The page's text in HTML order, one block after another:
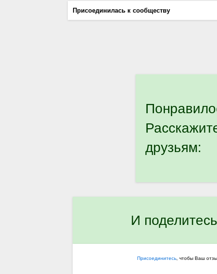
Присоединилась к сообществу
друзьям:
И
Присоединитесь , чтобы Ваш